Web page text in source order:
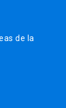
de la